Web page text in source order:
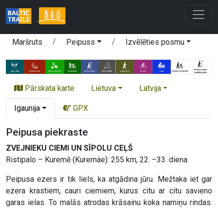
Maršruts Peipuss Izvēlēties posmu
Pārskata karte Lietuva Latvija
Igaunija GPX
Peipusa piekraste
ZVEJNIEKU CIEMI UN SĪPOLU CEĻŠ
Ristipalo – Kuremē (Kuremäe): 255 km, 22. –33. diena
Peipusa ezers ir tik liels, ka atgādina jūru. Mežtaka iet gar
ezera krastiem, cauri ciemiem, kurus citu ar citu savieno
garas ielas. To malās atrodas krāsainu koka namiņu rindas.